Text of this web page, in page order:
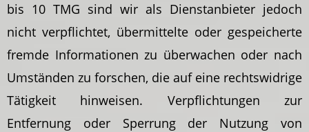
bis 10 TMG sind wir als Dienstanbieter jedoch
nicht verpflichtet, übermittelte oder gespeicherte
fremde Informationen zu überwachen oder nach
Umständen zu forschen, die auf eine rechtswidrige
Tätigkeit hinweisen. Verpflichtungen zur
Entfernung oder Sperrung der Nutzung von